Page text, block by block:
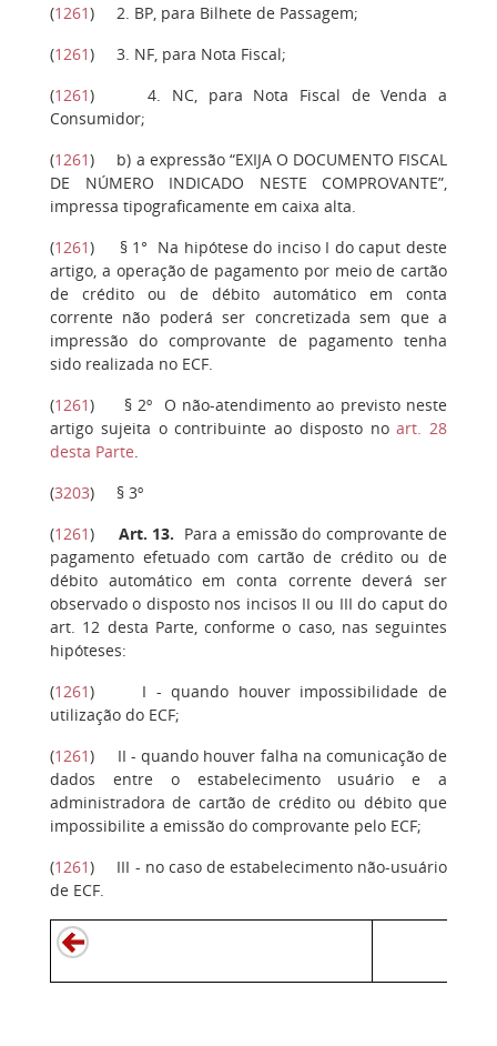
(1261) 2. BP, para Bilhete de Passagem;
(1261) 3. NF, para Nota Fiscal;
(1261)4. NC, para Nota Fiscal de Venda a
Consumidor;
(1261) b) a expressão “EXIJA O DOCUMENTO FISCAL
DE NÚMERO INDICADO NESTE COMPROVANTE”,
impressa tipograficamente em caixa alta.
(1261) § 1° Na hipótese do inciso I do caput deste
artigo, a operação de pagamento por meio de cartão
de crédito ou de débito automático em conta
corrente não poderá ser concretizada sem que a
impressão do comprovante de pagamento tenha
sido realizada no ECF.
(1261) § 2º
O não-atendimento ao previsto neste
artigo sujeita o contribuinte ao disposto noart. 28
desta Parte.
(3203) § 3º
(1261) Art. 13. Para a emissão do comprovante de
pagamento efetuado com cartão de crédito ou de
débito automático em conta corrente deverá ser
observado o disposto nos incisos II ou III do caput do
art. 12 desta Parte, conforme o caso, nas seguintes
hipóteses:
(1261) I - quando houver impossibilidade de
utilização do ECF;
(1261) II - quando houver falha na comunicação de
dados entre o estabelecimento usuário e a
administradora de cartão de crédito ou débito que
impossibilite a emissão do comprovante pelo ECF;
(1261) III - no caso de estabelecimento não-usuário
de ECF.